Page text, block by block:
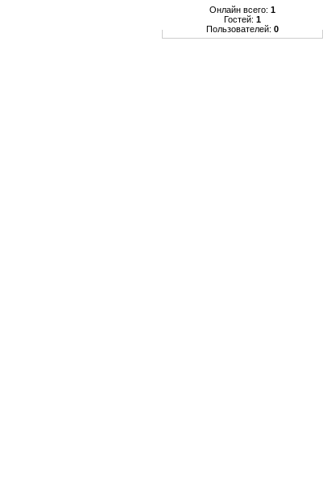
Онлайн всего: 1
Гостей: 1
Пользователей: 0